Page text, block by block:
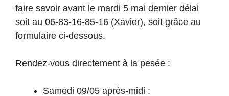
faire savoir avant le mardi 5 mai dernier délai
soit au 06-83-16-85-16 (Xavier), soit grâce au
formulaire ci-dessous.
Rendez-vous directement à la pesée :
Samedi 09/05 après-midi :